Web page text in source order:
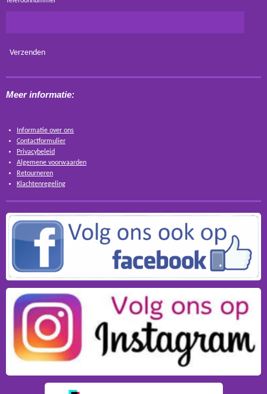
Verzenden
Meer informatie:
Informatie over ons
Contactformulier
Privacybeleid
Algemene voorwaarden
Retourneren
Klachtenregeling